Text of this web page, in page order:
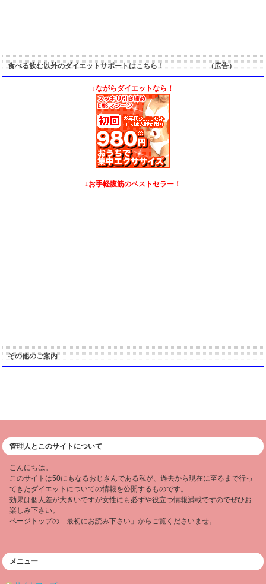
食べる飲む以外のダイエットサポートはこちら！ （広告）
↓ながらダイエットなら！
↓お手軽腹筋のベストセラー！
その他のご案内
管理人とこのサイトについて
こんにちは。
このサイトは50にもなるおじさんである私が、過去から現在に至るまで行っ
てきたダイエットについての情報を公開するものです。
効果は個人差が大きいですが女性にも必ずや役立つ情報満載ですのでぜひお
楽しみ下さい。
ページトップの「最初にお読み下さい」からご覧くださいませ。
メニュー